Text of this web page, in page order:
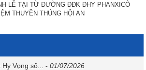
LỄ TẠI TỪ ĐƯỜNG ĐĐK ĐHY PHANXICÔ
THUYỀN THÚNG HỘI AN
Vọng số... - 01/07/2026